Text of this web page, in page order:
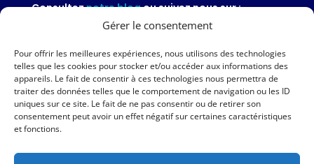
Gérer le consentement
Pour offrir les meilleures expériences, nous utilisons des technologies
telles que les cookies pour stocker et/ou accéder aux informations des
appareils. Le fait de consentir à ces technologies nous permettra de
traiter des données telles que le comportement de navigation ou les ID
uniques sur ce site. Le fait de ne pas consentir ou de retirer son
consentement peut avoir un effet négatif sur certaines caractéristiques
et fonctions.
Consulteznotre blogou suivez nous sur :
Nous contacter
02 97 46 51 97
Nous écrire